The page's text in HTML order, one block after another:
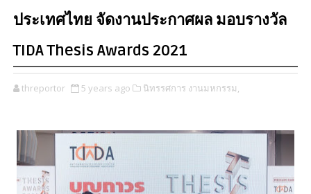
ประเทศไทย จัดงานประกาศผล มอบรางวัล
TIDA Thesis Awards 2021
threportor 5 years ago นิทรรศการ งานมหกรรม,